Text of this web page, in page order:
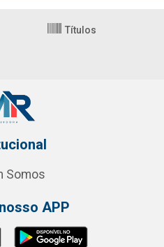
Títulos
Somos
APP